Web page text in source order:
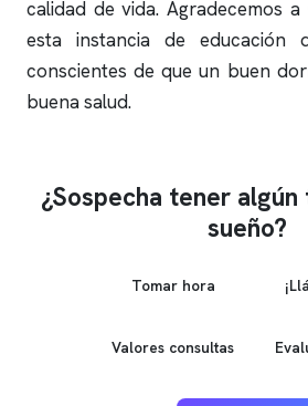
calidad de vida. Agradecemos a
esta instancia de educación
conscientes de que un buen
buena salud.
¿Sospecha tener
sueño?
Tomar hora
Valores consultas